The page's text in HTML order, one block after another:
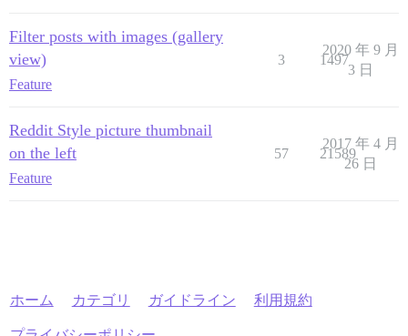
Filter posts with images (gallery
view)
Feature
3 1497
2020 年 9 月
3 日
Reddit Style picture thumbnail
on the left
Feature
57 21589
2017 年 4 月
26 日
ホーム カテゴリ ガイドライン 利用規約